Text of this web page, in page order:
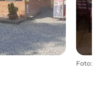
Foto: